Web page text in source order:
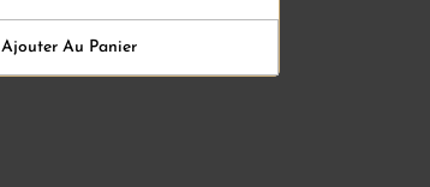
Ajouter Au Panier